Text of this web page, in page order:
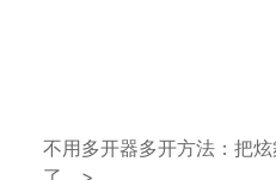
不用多开器多开方法：把